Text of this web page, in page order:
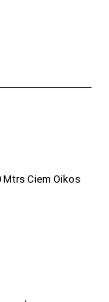
Mtrs Ciem Oikos